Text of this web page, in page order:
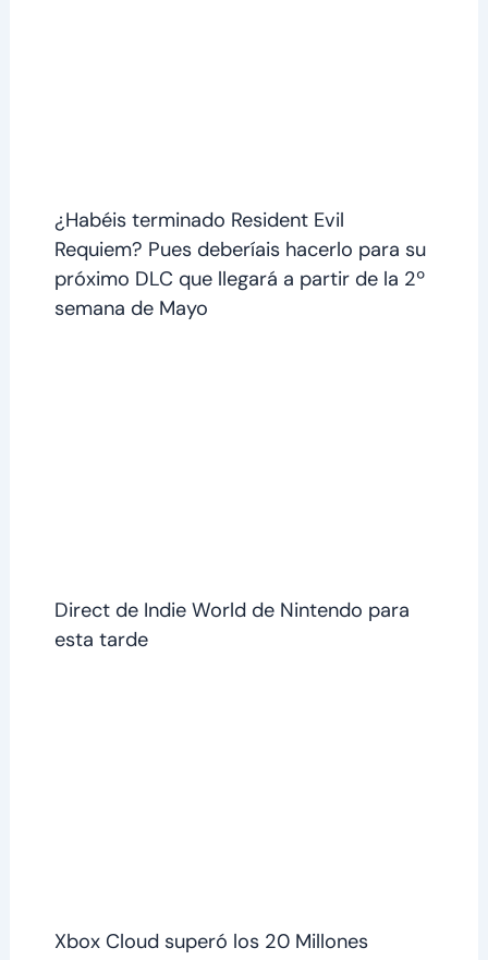
¿Habéis terminado Resident Evil
Requiem? Pues deberíais hacerlo para su
próximo DLC que llegará a partir de la 2º
semana de Mayo
Direct de Indie World de Nintendo para
esta tarde
Xbox Cloud superó los 20 Millones